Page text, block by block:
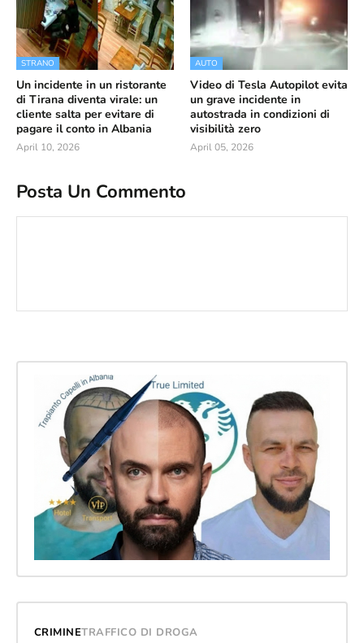
STRANO
Un incidente in un ristorante
di Tirana diventa virale: un
cliente salta per evitare di
pagare il conto in Albania
April 10, 2026
AUTO
Video di Tesla Autopilot evita
un grave incidente in
autostrada in condizioni di
visibilità zero
April 05, 2026
Posta Un Commento
CRIMINETRAFFICO DI DROGA